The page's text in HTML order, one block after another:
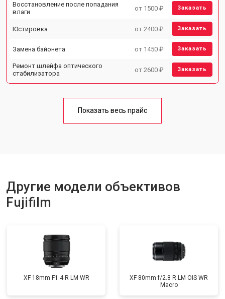
Восстановление после попадания
влаги
от 1500 ₽ Заказать
Юстировка от 2400 ₽ Заказать
Замена байонета от 1450 ₽ Заказать
Ремонт шлейфа оптического
стабилизатора
от 2600 ₽ Заказать
Показать весь прайс
Другие модели объективов
Fujifilm
XF 18mm F1.4 R LM WR
XF 80mm f/2.8 R LM OIS WR
Macro